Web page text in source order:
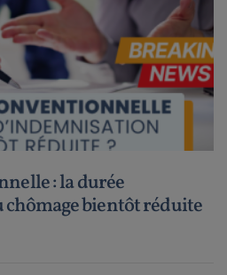
: la durée
bientôt réduite